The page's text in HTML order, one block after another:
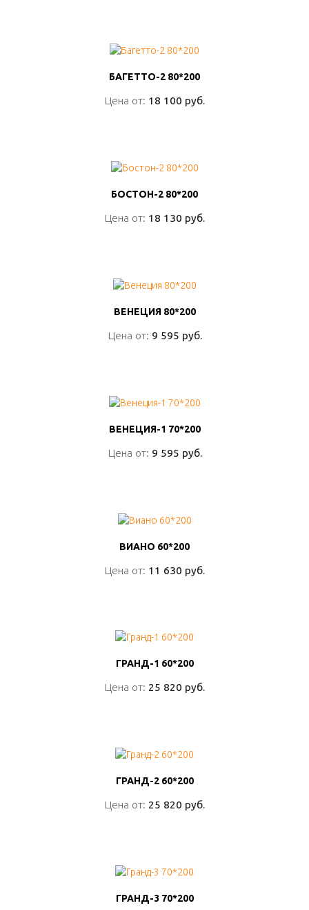
БАГЕТТО-2 80*200
Цена от: 18 100 руб.
БАГЕТТО-2 80*200
Цена от: 18 100 руб.
БОСТОН-2 80*200
Цена от: 18 130 руб.
БОСТОН-2 80*200
Цена от: 18 130 руб.
ВЕНЕЦИЯ 80*200
Цена от: 9 595 руб.
ВЕНЕЦИЯ 80*200
Цена от: 9 595 руб.
ВЕНЕЦИЯ-1 70*200
Цена от: 9 595 руб.
ВЕНЕЦИЯ-1 70*200
Цена от: 9 595 руб.
ВИАНО 60*200
Цена от: 11 630 руб.
ВИАНО 60*200
Цена от: 11 630 руб.
ГРАНД-1 60*200
Цена от: 25 820 руб.
ГРАНД-1 60*200
Цена от: 25 820 руб.
ГРАНД-2 60*200
Цена от: 25 820 руб.
ГРАНД-2 60*200
Цена от: 25 820 руб.
ГРАНД-3 70*200
ГРАНД-3 70*200